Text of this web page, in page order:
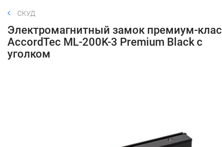
СКУД
Электромагнитный замок премиум-
AccordTec ML-200K-3 Premium Black с
уголком